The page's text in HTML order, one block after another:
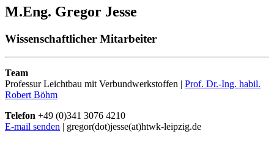
M.Eng. Gregor Jesse
Wissenschaftlicher Mitarbeiter
Team
Professur Leichtbau mit Verbundwerkstoffen | Prof. Dr.-Ing. habil.
Robert Böhm
Telefon +49 (0)341 3076 4210
E-mail senden | gregor(dot)jesse(at)htwk-leipzig.de